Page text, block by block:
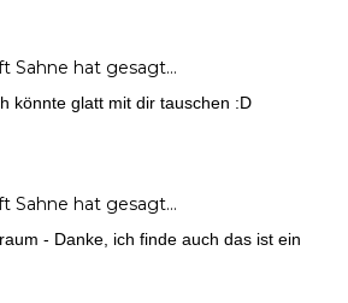
Sahne hat gesagt…
könnte glatt mit dir tauschen :D
Sahne hat gesagt…
- Danke, ich finde auch das ist ein